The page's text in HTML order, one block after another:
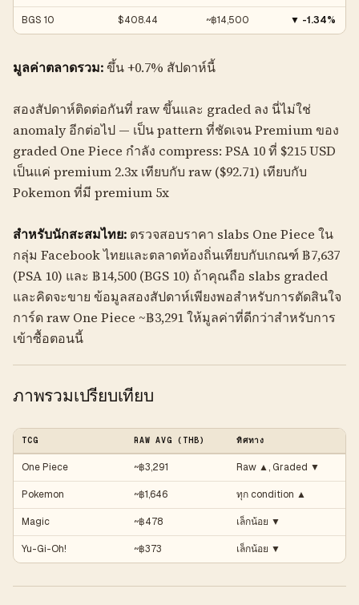
BGS 10 $408.44 ~฿14,500 ▼ -1.34%
มูลค่าตลาดรวม:ขึ้น +0.7% สัปดาห์นี้
สองสัปดาห์ติดต่อกันที่ raw ขึ้นและ graded ลง นี่ไม่ใช่
anomaly อีกต่อไป — เป็น pattern ที่ชัดเจน Premium ของ
graded One Piece กำลัง compress: PSA 10 ที่ $215 USD
เป็นแค่ premium 2.3x เทียบกับ raw ($92.71) เทียบกับ
Pokemon ที่มี premium 5x
สำหรับนักสะสมไทย: ตรวจสอบราคา slabs One Piece ใน
กลุ่ม Facebook ไทยและตลาดท้องถิ่นเทียบกับเกณฑ์ ฿7,637
(PSA 10) และ ฿14,500 (BGS 10) ถ้าคุณถือ slabs graded
และคิดจะขาย ข้อมูลสองสัปดาห์เพียงพอสำหรับการตัดสินใจ
การ์ด raw One Piece ~฿3,291 ให้มูลค่าที่ดีกว่าสำหรับการ
เข้าซื้อตอนนี้
ภาพรวมเปรียบเทียบ
TCG RAW AVG (THB) ทิศทาง
One Piece ~฿3,291 Raw ▲, Graded ▼
Pokemon ~฿1,646 ทุก condition ▲
Magic ~฿478 เล็กน้อย ▼
Yu-Gi-Oh! ~฿373 เล็กน้อย ▼